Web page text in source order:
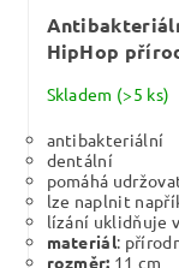
HipHop
Skladem (>5 ks)
antibakteriální
dentální
pomáhá
lze naplnit
lízání uklidňuje
materiál:
rozměr: 11 cm